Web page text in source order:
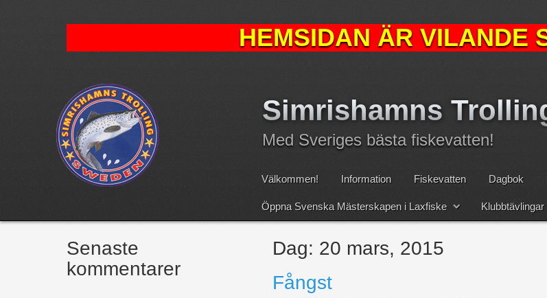
HEMSIDAN ÄR VILANDE
Simrishamns
Med Sveriges bästa fiskevatten!
Välkommen! Information Fiskevatten Dagbok
Öppna Svenska Mästerskapen i Laxfiske Klubbtävlingar
Dag: 20 mars, 2015
Fångst
Senaste
kommentarer